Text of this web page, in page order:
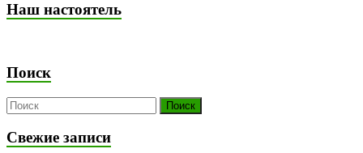
Наш настоятель
Поиск
Свежие записи